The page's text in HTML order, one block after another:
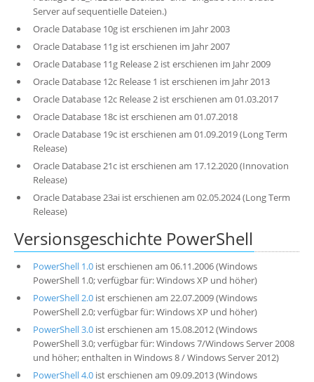
Server auf sequentielle Dateien.)
Oracle Database 10g ist erschienen im Jahr 2003
Oracle Database 11g ist erschienen im Jahr 2007
Oracle Database 11g Release 2 ist erschienen im Jahr 2009
Oracle Database 12c Release 1 ist erschienen im Jahr 2013
Oracle Database 12c Release 2 ist erschienen am 01.03.2017
Oracle Database 18c ist erschienen am 01.07.2018
Oracle Database 19c ist erschienen am 01.09.2019 (Long Term
Release)
Oracle Database 21c ist erschienen am 17.12.2020 (Innovation
Release)
Oracle Database 23ai ist erschienen am 02.05.2024 (Long Term
Release)
Versionsgeschichte PowerShell
PowerShell 1.0ist erschienen am 06.11.2006 (Windows
PowerShell 1.0; verfügbar für: Windows XP und höher)
PowerShell 2.0ist erschienen am 22.07.2009 (Windows
PowerShell 2.0; verfügbar für: Windows XP und höher)
PowerShell 3.0ist erschienen am 15.08.2012 (Windows
PowerShell 3.0; verfügbar für: Windows 7/Windows Server 2008
und höher; enthalten in Windows 8 / Windows Server 2012)
PowerShell 4.0ist erschienen am 09.09.2013 (Windows